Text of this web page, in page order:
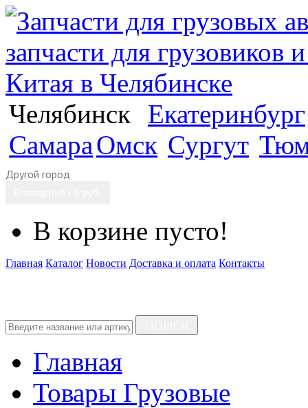
Челябинск
Екатеринбург
СамараОмск Сургут
Другой город
В корзине пусто!
Главная Каталог Новости Доставка и оплата Контакты
Главная
Товары Грузовые